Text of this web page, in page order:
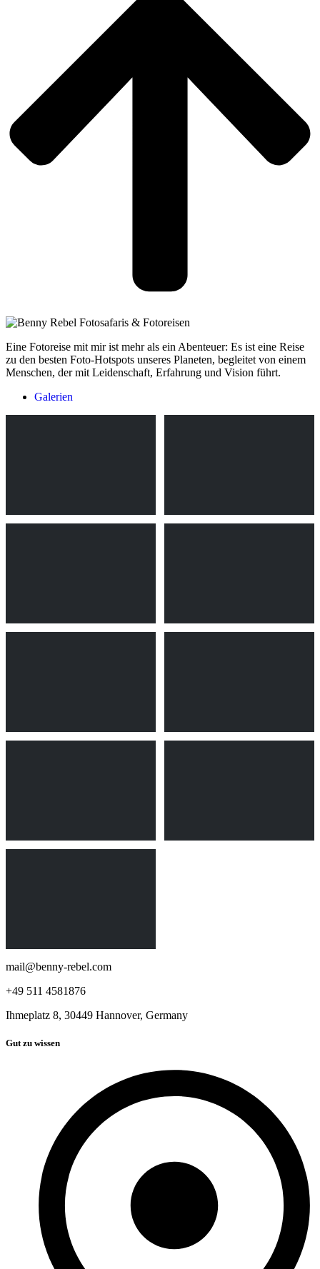
Eine Fotoreise mit mir ist mehr als ein Abenteuer: Es ist eine Reise
zu den besten Foto-Hotspots unseres Planeten, begleitet von einem
Menschen, der mit Leidenschaft, Erfahrung und Vision führt.
Galerien
mail@benny-rebel.com
+49 511 4581876
Ihmeplatz 8, 30449 Hannover, Germany
Gut zu wissen